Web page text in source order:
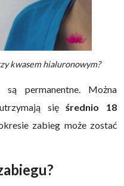
kwasem hialuronowym?
są permanentne. Można
sięśrednio 18
zabieg może zostać